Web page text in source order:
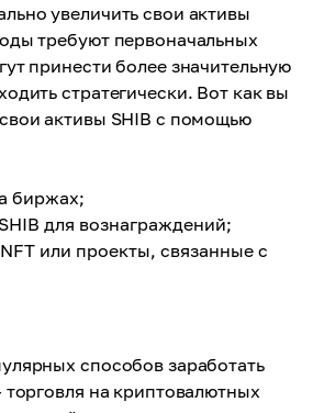
увеличить свои активы
требуют первоначальных
принести более значительную
стратегически. Вот как вы
активы SHIB с помощью
биржах;
для вознаграждений;
или проекты, связанные с
способов заработать
на криптовалютных